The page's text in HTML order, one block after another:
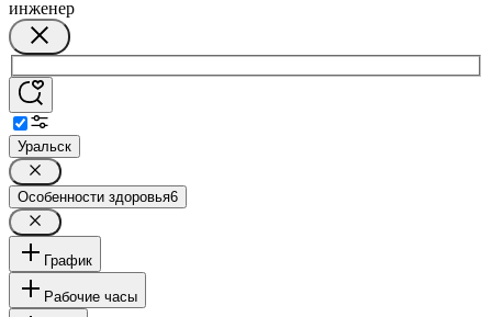
инженер
Уральск
Особенности здоровья6
График
Рабочие часы